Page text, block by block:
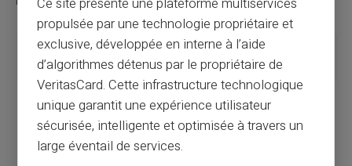
Caractéristique
Carte de
Retrait
Carte de
Paiement
Fonctionnalités
Retrait
d'argent
uniquement
aux
Retrait d'argent à
tous les DAB et
paiements
Ce site présente une plateforme multiservices
propulsée par une technologie propriétaire et
exclusive, développée en interne à l’aide
d’algorithmes détenus par le propriétaire de
VeritasCard. Cette infrastructure technologique
unique garantit une expérience utilisateur
sécurisée, intelligente et optimisée à travers un
large éventail de services.